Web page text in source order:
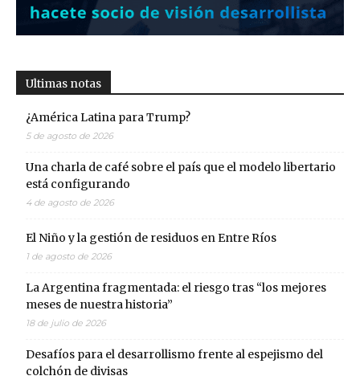
Ultimas notas
¿América Latina para Trump?
5 de agosto de 2026
Una charla de café sobre el país que el modelo libertario
está configurando
4 de agosto de 2026
El Niño y la gestión de residuos en Entre Ríos
1 de agosto de 2026
La Argentina fragmentada: el riesgo tras “los mejores
meses de nuestra historia”
18 de julio de 2026
Desafíos para el desarrollismo frente al espejismo del
colchón de divisas